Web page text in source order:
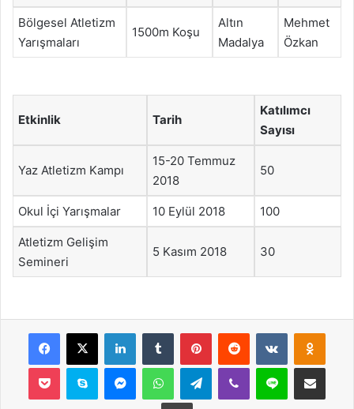
Bölgesel Atletizm
Yarışmaları
1500m Koşu
Altın
Madalya
Mehmet
Özkan
Etkinlik Tarih
Katılımcı
Sayısı
Yaz Atletizm Kampı
15-20 Temmuz
2018
50
Okul İçi Yarışmalar 10 Eylül 2018 100
Atletizm Gelişim
Semineri
5 Kasım 2018 30
Facebook
X LinkedInTumblr PinterestReddit VKontakte
Pocket Skype MessengerWhatsAppTelegramViber Line E-Posta ile
Yazdır